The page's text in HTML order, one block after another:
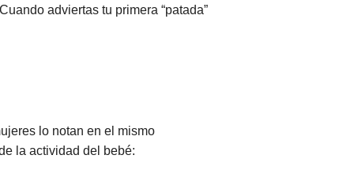
adviertas tu primera “patada”
lo notan en el mismo
la actividad del bebé: